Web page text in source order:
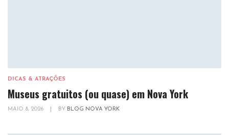
DICAS & ATRAÇÕES
Museus gratuitos (ou quase) em Nova York
MAIO 8, 2026 BY BLOG NOVA YORK